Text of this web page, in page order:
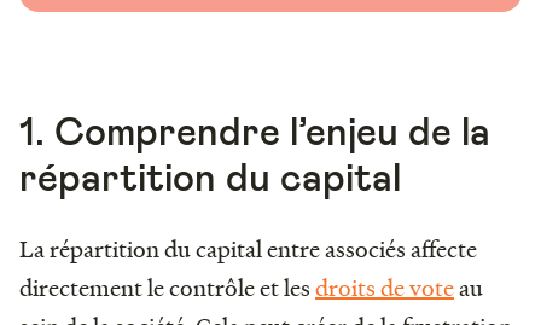
1. Comprendre l’enjeu de la
répartition du capital
La répartition du capital entre associés affecte
directement le contrôle et lesdroits de voteau